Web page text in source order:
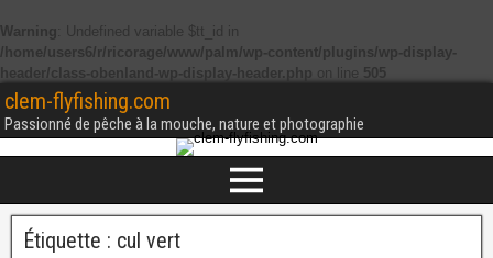
Warning : Undefined variable $tt_id in
/home/users6/r/ricorage/www/palm/wp-content/plugins/wp-display-
header/class-obenland-wp-display-header.php on line 505
clem-flyfishing.com
Passionné de pêche à la mouche, nature et photographie
Étiquette : cul vert